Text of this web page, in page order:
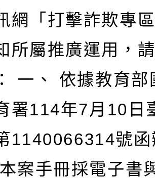
網「打擊詐欺專
所屬推廣運用，
一、 依據教育部
署114年7月10日
1140066314號
案手冊採電子書